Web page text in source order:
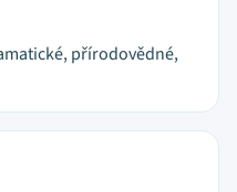
přírodovědné,